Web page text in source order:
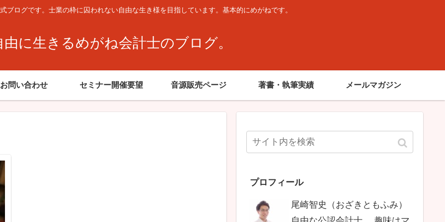
ログです。士業の枠に囚われない自由な生き様を目指しています。基本的にめがねです。
由に生きるめがね会計士のブログ。
お問い合わせ セミナー開催要望 音源販売ページ 著書・執筆実績 メールマガジン
プロフィール
尾崎智史（おざきともふみ）